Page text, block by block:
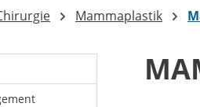
Mammaplastik